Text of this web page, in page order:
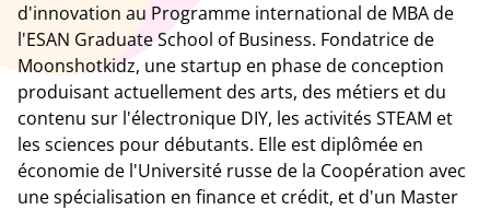
d'innovation au Programme international de MBA de
l'ESAN Graduate School of Business. Fondatrice de
Moonshotkidz, une startup en phase de conception
produisant actuellement des arts, des métiers et du
contenu sur l'électronique DIY, les activités STEAM et
les sciences pour débutants. Elle est diplômée en
économie de l'Université russe de la Coopération avec
une spécialisation en finance et crédit, et d'un Master